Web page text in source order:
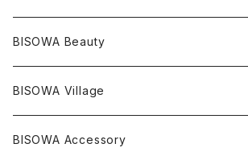
ツインソウル
Others
サンキャッチャー
ヘアアクセサリー
イヤリング
オーガニックコットン
オーガニックコットン
ヘンプコットン
leggings
ヘンプ
オーガニックコットン
Others
ヘンプ
Underwear
宇佐美聖子
Niceness Music
浄化アイテム
Cosmic Hemp 麻炭
セージ
オラクルカード
キャンドル
麻
絹
Others
BISOWA Beauty
ヘンプオイル
BISOWA Village
Bisowa Club Room
BISOWA Accessory